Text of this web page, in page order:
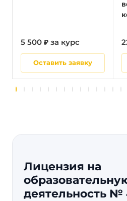
5 500 ₽ за курс
Оставить заявку
Лицензия на
деятельность №